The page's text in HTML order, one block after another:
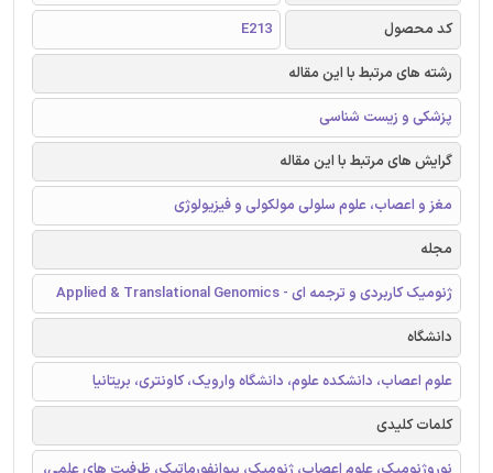
کد محصول
E213
رشته های مرتبط با این مقاله
پزشکی و زیست شناسی
گرایش های مرتبط با این مقاله
مغز و اعصاب، علوم سلولی مولکولی و فیزیولوژی
مجله
ژنومیک کاربردی و ترجمه ای - Applied & Translational Genomics
دانشگاه
علوم اعصاب، دانشکده علوم، دانشگاه وارویک، کاونتری، بریتانیا
کلمات کلیدی